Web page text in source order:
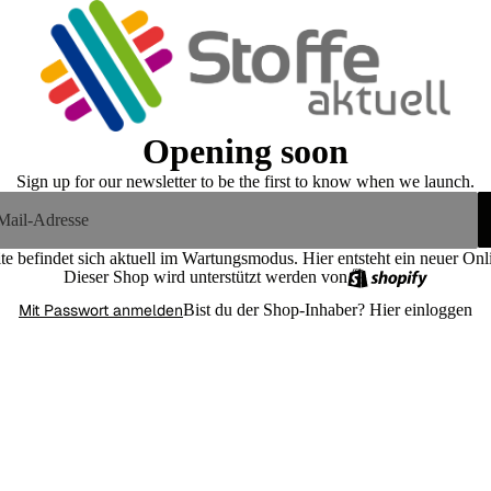
Opening soon
Sign up for our newsletter to be the first to know when we launch.
befindet sich aktuell im Wartungsmodus. Hier entsteht ein neuer
Dieser Shop wird unterstützt werden von
Mit Passwort anmeldenBist du der Shop-Inhaber? Hier einloggen